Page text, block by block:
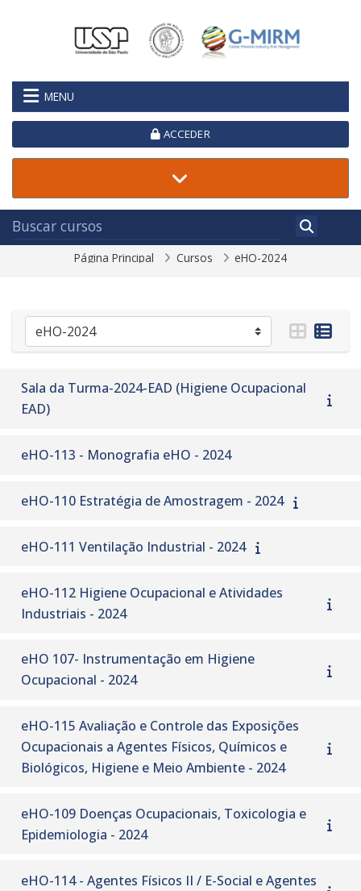
MENU
ACCEDER
Página Principal Cursos eHO-2024
Categorías
Sala da Turma-2024-EAD (Higiene Ocupacional
EAD)
eHO-113 - Monografia eHO - 2024
eHO-110 Estratégia de Amostragem - 2024
eHO-111 Ventilação Industrial - 2024
eHO-112 Higiene Ocupacional e Atividades
Industriais - 2024
eHO 107- Instrumentação em Higiene
Ocupacional - 2024
eHO-115 Avaliação e Controle das Exposições
Ocupacionais a Agentes Físicos, Químicos e
Biológicos, Higiene e Meio Ambiente - 2024
eHO-109 Doenças Ocupacionais, Toxicologia e
Epidemiologia - 2024
eHO-114 - Agentes Físicos II / E-Social e Agentes